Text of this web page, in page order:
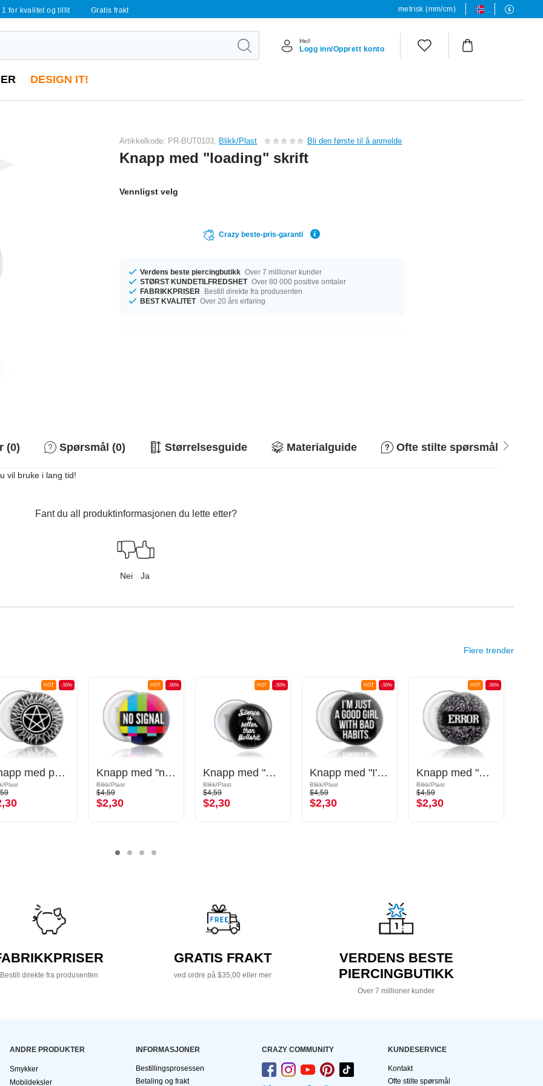
1 for kvalitet og tillit Gratis frakt metrisk (mm/cm)
Hei!
Logg inn/Opprett konto
DESIGN IT!
Artikkelkode: PR-BUT0103, Blikk/Plast Bli den første til å anmelde
Knapp med "loading" skrift
Vennligst velg
Crazy beste-pris-garanti
Verdens beste piercingbutikk Over 7 millioner kunder
STØRST KUNDETILFREDSHET Over 80 000 positive omtaler
FABRIKKPRISER
Bestill direkte fra produsenten
BEST KVALITET Over 20 års erfaring
(0) Spørsmål (0) Størrelsesguide Materialguide Ofte stilte spørsmål
vil bruke i lang tid!
Fant du all produktinformasjonen du lette etter?
Nei Ja
Flere trender
-50%
HOT
Knapp med pentagramdesign
Plast
-50%
HOT
Knapp med "no signal" skrift
Blikk/Plast
$4,59
$2,30
-50%
HOT
Knapp med "Silence is better than bullshit" skrift
Blikk/Plast
$4,59
$2,30
-50%
HOT
Knapp med "I'm just a good girl with bad habits" skrift
Blikk/Plast
$4,59
$2,30
-50%
HOT
Knapp med "Error" skrift
Blikk/Plast
$4,59
$2,30
Bestill direkte fra produsenten
GRATIS FRAKT
ved ordre på $35,00 eller mer
VERDENS BESTE
PIERCINGBUTIKK
Over 7 millioner kunder
ANDRE PRODUKTER
Smykker
Mobildeksler
INFORMASJONER
Bestillingsprosessen
Betaling og frakt
CRAZY COMMUNITY KUNDESERVICE
Kontakt
Ofte stilte spørsmål